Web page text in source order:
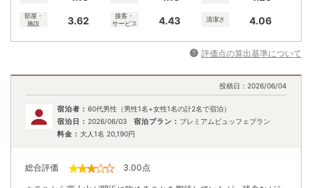
部屋・
施設
3.62
接客・
サービス
4.43 清潔さ 4.06
評価点の算出基準について
投稿日： 2026/06/04
宿泊者： 60代男性（男性1名+女性1名の計2名で宿泊）
宿泊日： 2026/06/03 宿泊プラン： プレミアムビュッフェプラン
料金： 大人1名 20,190円
総合評価 3.00 点